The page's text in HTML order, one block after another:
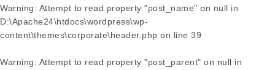
Warning: Attempt to read property "post_name" on null in
D:\Apache24\htdocs\wordpress\wp-
content\themes\corporate\header.php on line 39
Warning: Attempt to read property "post_parent" on null in